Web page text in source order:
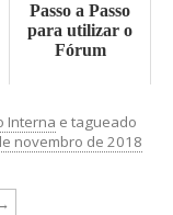
Passo a Passo
para utilizar o
Fórum
Interna e tagueado
novembro de 2018